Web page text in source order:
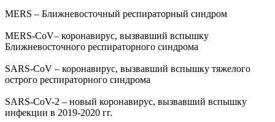
MERS – Ближневосточный респираторный синдром
MERS-CoV– коронавирус, вызвавший вспышку
Ближневосточного респираторного синдрома
SARS-CoV – коронавирус, вызвавший вспышку тяжелого
острого респираторного синдрома
SARS-CoV-2 – новый коронавирус, вызвавший вспышку
инфекции в 2019-2020 гг.